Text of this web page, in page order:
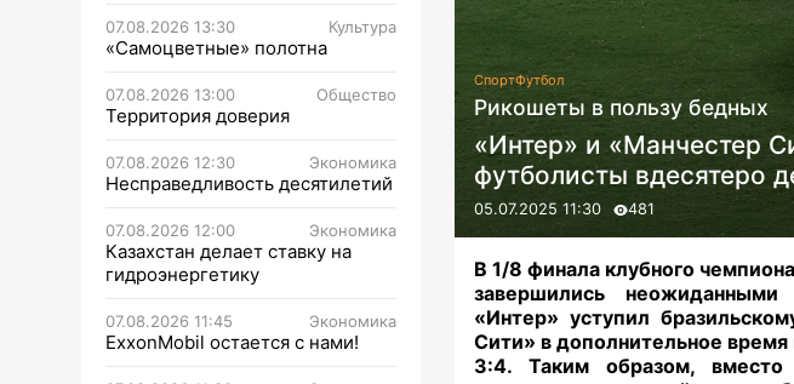
07.08.2026 13:30 Культура
«Самоцветные» полотна
07.08.2026 13:00 Общество
Территория доверия
07.08.2026 12:30 Экономика
Несправедливость десятилетий
07.08.2026 12:00 Экономика
Казахстан делает ставку на
гидроэнергетику
07.08.2026 11:45 Экономика
ExxonMobil остается с нами!
СпортФутбол
Рикошеты в пользу бедных
«Интер» и «Манчестер
футболисты вдесятеро
05.07.2025 11:30 481
В 1/8 финала клубного
завершились
«Интер» уступил
Сити» в дополнительное
3:4. Таким образом,